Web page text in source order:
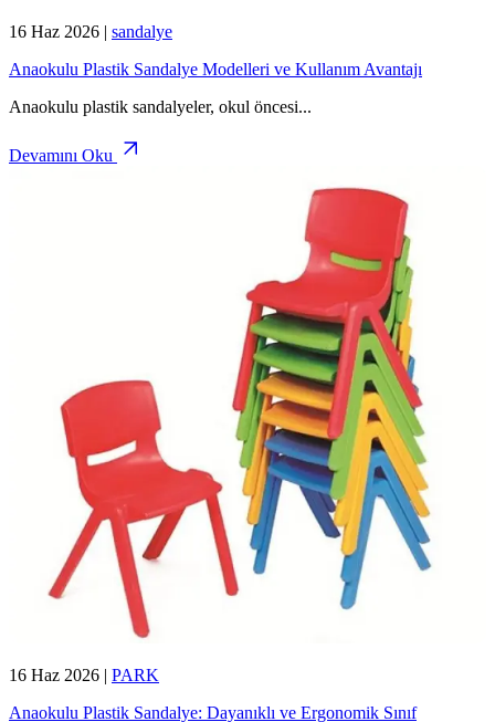
16 Haz 2026 | sandalye
Anaokulu Plastik Sandalye Modelleri ve Kullanım Avantajı
Anaokulu plastik sandalyeler, okul öncesi...
Devamını Oku
16 Haz 2026 | PARK
Anaokulu Plastik Sandalye: Dayanıklı ve Ergonomik Sınıf